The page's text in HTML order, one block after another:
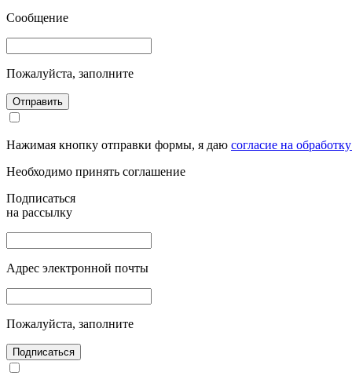
Сообщение
Пожалуйста, заполните
Отправить
Нажимая кнопку отправки формы, я даю согласие на
Необходимо принять соглашение
Подписаться
на рассылку
Адрес электронной почты
Пожалуйста, заполните
Подписаться